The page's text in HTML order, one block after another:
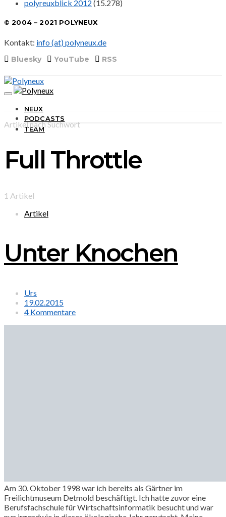
polyreuxblick 2012 (15.278)
© 2004 – 2021 POLYNEUX
Kontakt: info (at) polyneux.de
Bluesky YouTube RSS
NEUX
PODCASTS
TEAM
Artikel nach Suchwort
Full Throttle
1 Artikel
Artikel
Unter Knochen
Urs
19.02.2015
4 Kommentare
Am 30. Oktober 1998 war ich bereits als Gärtner im
Freilichtmuseum Detmold beschäftigt. Ich hatte zuvor eine
Berufsfachschule für Wirtschaftsinformatik besucht und war